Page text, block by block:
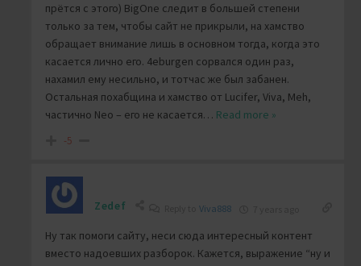
прётся с этого) BigOne следит в большей степени
только за тем, чтобы сайт не прикрыли, на хамство
обращает внимание лишь в основном тогда, когда это
касается лично его. 4eburgen сорвался один раз,
нахамил ему несильно, и тотчас же был забанен.
Остальная похабщина и хамство от Lucifer, Viva, Meh,
частично Neo – его не касается… Read more »
-5
Zedef Viva888
Ну так помоги сайту, неси сюда интересный контент
вместо надоевших разборок. Кажется, выражение “ну и